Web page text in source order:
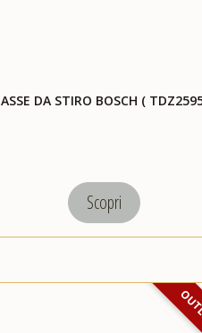
ASSE DA STIRO BOSCH (
Scopri